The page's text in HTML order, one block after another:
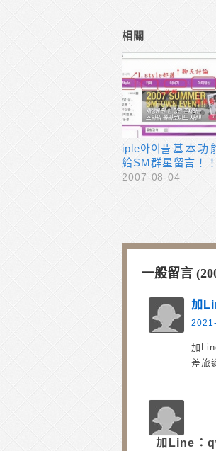
相關
iple아이플基本功
給SM群星留言！！
2007-08-04
一般留言
加
加
差旅
加Line：